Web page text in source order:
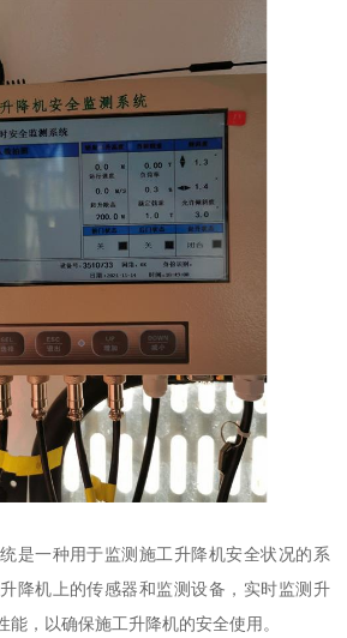
是一种用于监测施工升降机安全状况的系
降机上的传感器和监测设备，实时监测升
能，以确保施工升降机的安全使用。